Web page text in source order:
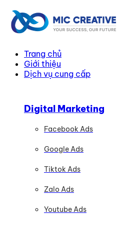
Trang chủ
Giới thiệu
Dịch vụ cung cấp
Digital Marketing
Facebook Ads
Google Ads
Tiktok Ads
Zalo Ads
Youtube Ads